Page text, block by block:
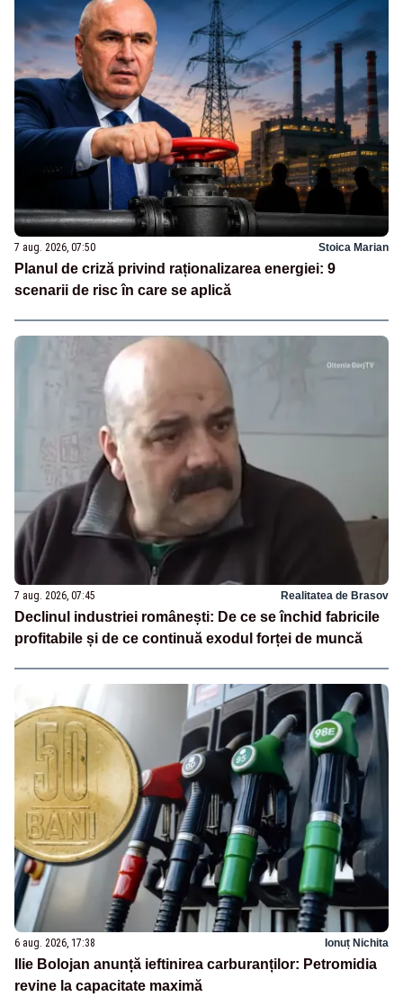
7 aug. 2026, 07:50 Stoica Marian
Planul de criză privind raționalizarea energiei: 9
scenarii de risc în care se aplică
7 aug. 2026, 07:45 Realitatea de Brasov
Declinul industriei românești: De ce se închid fabricile
profitabile și de ce continuă exodul forței de muncă
6 aug. 2026, 17:38 Ionuț Nichita
Ilie Bolojan anunță ieftinirea carburanților: Petromidia
revine la capacitate maximă